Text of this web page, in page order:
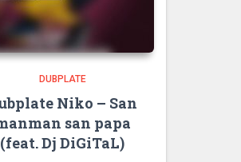
DUBPLATE
Niko – San
san papa
(feat. Dj DiGiTaL)